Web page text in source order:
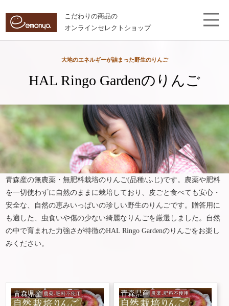
こだわりの商品の
オンラインセレクトショップ
大地のエネルギーが詰まった野生のりんご
HAL Ringo Gardenの りんご
青森産の無農薬・無肥料栽培のりんご(品種/ふじ)です。農薬や肥料
を一切使わずに自然のままに栽培しており、皮ごと食べても安心・
安全な、自然の恵みいっぱいの珍しい野生のりんごです。贈答用に
も適した、虫食いや傷の少ない綺麗なりんごを厳選しました。自然
の中で育まれた力強さが特徴のHAL Ringo Gardenのりんごをお楽し
みください。